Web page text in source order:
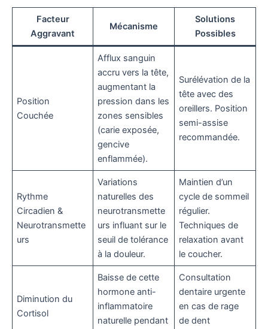
Facteur
Aggravant
Mécanisme
Solutions
Possibles
Position
Couchée
Afflux sanguin
accru vers la tête,
augmentant la
pression dans les
zones sensibles
(carie exposée,
gencive
enflammée).
Surélévation de la
tête avec des
oreillers. Position
semi-assise
recommandée.
Rythme
Circadien &
Neurotransmette
urs
Variations
naturelles des
neurotransmette
urs influant sur le
seuil de tolérance
à la douleur.
Maintien d’un
cycle de sommeil
régulier.
Techniques de
relaxation avant
le coucher.
Diminution du
Cortisol
Baisse de cette
hormone anti-
inflammatoire
naturelle pendant
Consultation
dentaire urgente
en cas de rage
de dent